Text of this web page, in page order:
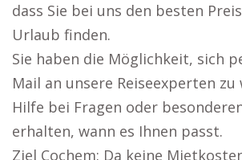
dass Sie bei uns den besten
Urlaub finden.
Sie haben die Möglichkeit, sich
Mail an unsere Reiseexperten zu
Hilfe bei Fragen oder
erhalten, wann es Ihnen passt.
Ziel Cochem: Da keine